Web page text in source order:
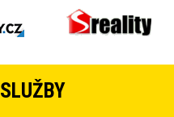
SLUŽBY